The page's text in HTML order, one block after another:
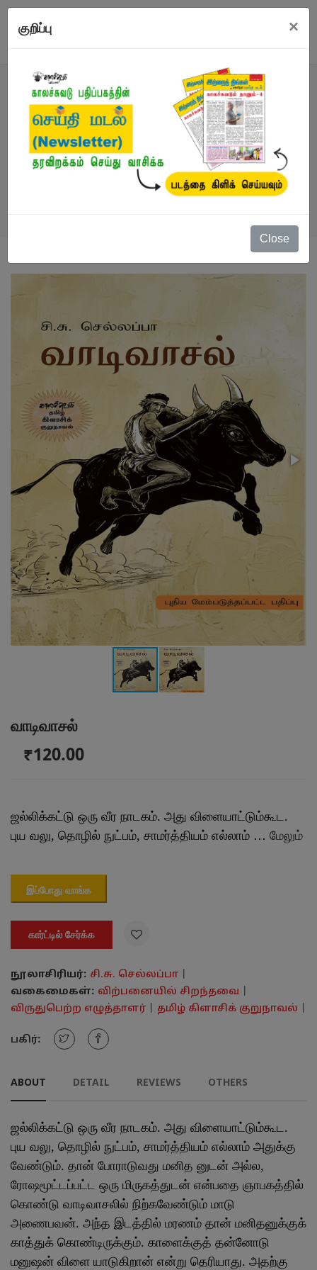
குறிப்பு ×
Close
நூல்கள் / விற்பனையில் சிறந்தவை / வாடிவாசல்
வாடிவாசல்
₹120.00
ஜல்லிக்கட்டு ஒரு வீர நாடகம். அது விளையாட்டும்கூட.
புய வலு, தொழில் நுட்பம், சாமர்த்தியம் எல்லாம் … மேலும்
இப்போது வாங்க
கார்ட்டில் சேர்க்க 
நூலாசிரியர்: சி.சு. செல்லப்பா
வகைமைகள்: விற்பனையில் சிறந்தவை
விருதுபெற்ற எழுத்தாளர்
தமிழ் கிளாசிக் குறுநாவல்
பகிர்:
ABOUT DETAIL REVIEWS OTHERS
ஜல்லிக்கட்டு ஒரு வீர நாடகம். அது விளையாட்டும்கூட.
புய வலு, தொழில் நுட்பம், சாமர்த்தியம் எல்லாம் அதுக்கு
வேண்டும். தான் போராடுவது மனித னுடன் அல்ல,
ரோஷமூட்டப்பட்ட ஒரு மிருகத்துடன் என்பதை ஞாபகத்தில்
கொண்டு வாடிவாசலில் நிற்கவேண்டும் மாடு
அணைபவன். அந்த இடத்தில் மரணம் தான் மனிதனுக்குக்
காத்துக் கொண்டிருக்கும். காளைக்குத் தன்னோடு
மனுஷன் விளை யாடுகிறான் என்று தெரியாது. அதற்கு